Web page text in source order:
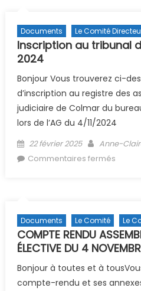
Documents Le Comité
Inscription au tribunal
2024
Bonjour Vous trouverez ci-
d’inscription au registre des
judiciaire de Colmar du
lors de l’AG du 4/11/2024
Posted on
22 février 2025 Author
Anne-
Commentaires fermés
Documents Le Comité Le
COMPTE RENDU
ÉLECTIVE DU 4
Bonjour à toutes et à
compte-rendu et ses